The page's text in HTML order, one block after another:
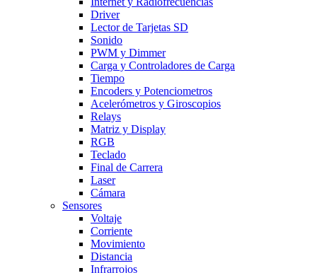
Driver
Lector de Tarjetas SD
Sonido
PWM y Dimmer
Carga y Controladores de Carga
Tiempo
Encoders y Potenciometros
Acelerómetros y Giroscopios
Relays
Matriz y Display
RGB
Teclado
Final de Carrera
Laser
Cámara
Sensores
Voltaje
Corriente
Movimiento
Distancia
Infrarrojos